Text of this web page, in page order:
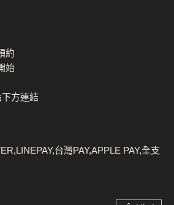
約
始
方連結
台灣PAY,APPLE PAY,全支